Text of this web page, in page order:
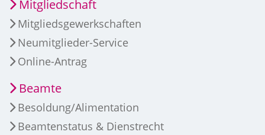
Mitgliedschaft
Mitgliedsgewerkschaften
Neumitglieder-Service
Online-Antrag
Beamte
Besoldung/Alimentation
Beamtenstatus & Dienstrecht